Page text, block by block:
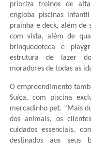
prioriza treinos de
engloba piscinas
prainha e deck, além de
com vista, além de
brinquedoteca e
estrutura de lazer
moradores de todas as
O empreendimento
Suíça, com piscina
mercadinho pet. “Mais
dos animais, os
cuidados essenciais,
destinados aos seus